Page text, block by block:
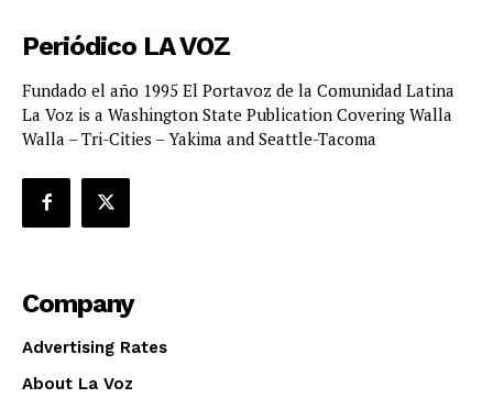
Periódico LA VOZ
Fundado el año 1995 El Portavoz de la Comunidad Latina
La Voz is a Washington State Publication Covering Walla
Walla – Tri-Cities – Yakima and Seattle-Tacoma
Company
Advertising Rates
About La Voz